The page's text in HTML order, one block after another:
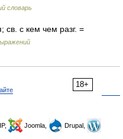
словарь
с кем чем разг. =
18+
Joomla,
Drupal,